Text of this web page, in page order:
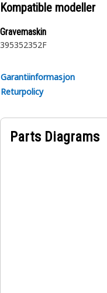
Kompatible modeller
Gravemaskin
395352352F
Garantiinformasjon
Returpolicy
Parts Diagrams